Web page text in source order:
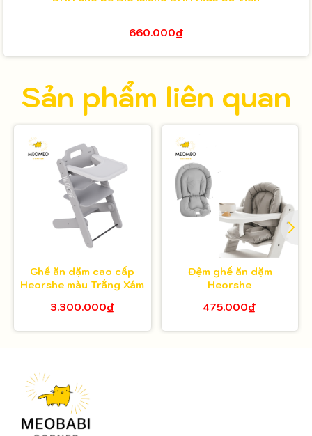
660.000₫
Sản phẩm liên quan
Ghế ăn dặm cao cấp
Heorshe màu Trắng Xám
3.300.000₫
Đệm ghế ăn dặm
Heorshe
475.000₫